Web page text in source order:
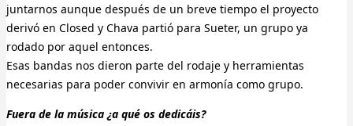
juntarnos aunque después de un breve tiempo el proyecto
derivó en Closed y Chava partió para Sueter, un grupo ya
rodado por aquel entonces.
Esas bandas nos dieron parte del rodaje y herramientas
necesarias para poder convivir en armonía como grupo.
Fuera de la música ¿a qué os dedicáis?